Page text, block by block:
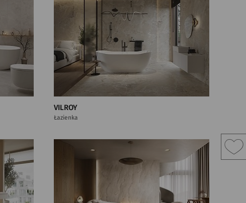
VILROY
Łazienka